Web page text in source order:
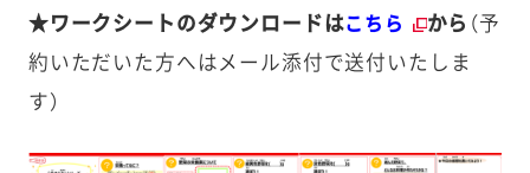
★ワークシートのダウンロードはこちら から （予
約いただいた方へはメール添付で送付いたしま
す）